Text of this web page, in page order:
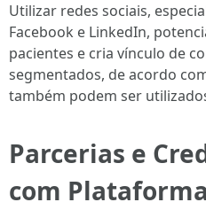
Utilizar redes sociais,
Facebook e LinkedIn,
pacientes e cria vínculo de
segmentados, de acordo
também podem ser
Parcerias e
com